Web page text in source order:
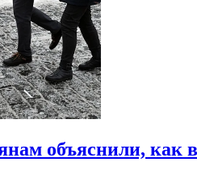
объяснили, как